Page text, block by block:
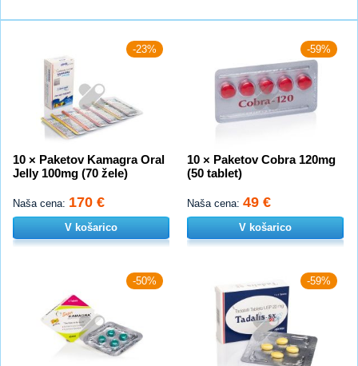
-23%
10 × Paketov Kamagra Oral
Jelly 100mg (70 žele)
Naša cena: 170 €
V košarico
-59%
10 × Paketov Cobra 120mg
(50 tablet)
Naša cena: 49 €
V košarico
-50% -59%